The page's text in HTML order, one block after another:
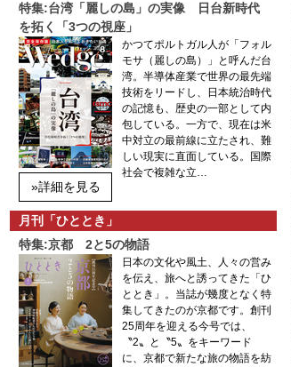
特集:台湾「麗しの島」の実像 日台新時代
を拓く「3つの視座」
»詳細を見る
かつてポルトガル人が「フォル
モサ（麗しの島）」と呼んだ台
湾。半導体産業で世界の最先端
技術をリードし、日本統治時代
の記憶も、歴史の一部として内
包している。一方で、現在は米
中対立の最前線に立たされ、難
しい現実に直面している。国際
社会で複雑な立…
月刊「ひととき」
特集:京都 2と5の物語
日本の文化や風土、人々の営み
を伝え、旅へと誘ってきた「ひ
ととき」。当誌が幾度となく特
集してきたのが京都です。創刊
25周年を迎える今号では、
〝2〟と〝5〟をキーワード
に、京都で新たな旅の物語を紡